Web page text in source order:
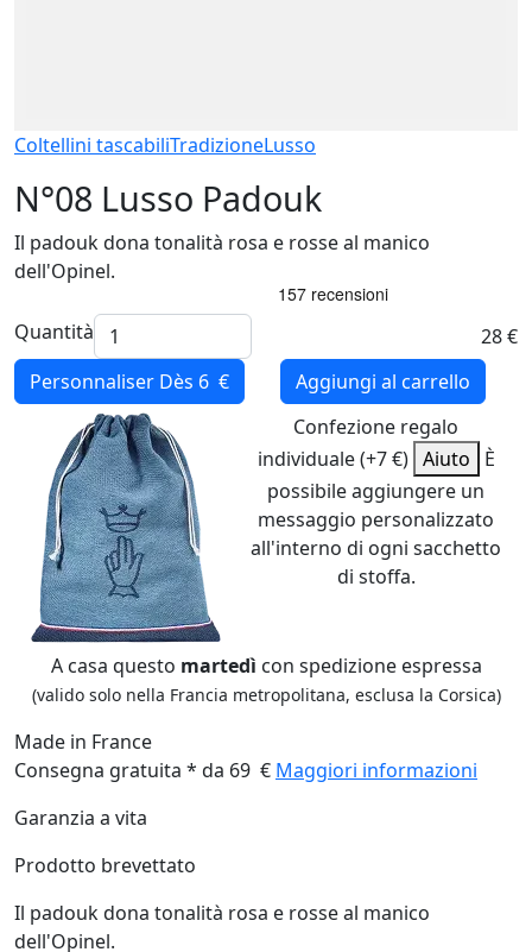
Coltellini tascabiliTradizioneLusso
N°08 Lusso Padouk
Il padouk dona tonalità rosa e rosse al manico
dell'Opinel.
Quantità
28 €
Personnaliser Dès 6 €
Aggiungi al carrello
Confezione regalo
individuale (+7 €) Aiuto
È
possibile aggiungere un
messaggio personalizzato
all'interno di ogni sacchetto
di stoffa.
A casa questo martedì con spedizione espressa
(valido solo nella Francia metropolitana, esclusa la Corsica)
Made in France
Consegna gratuita * da 69 € Maggiori informazioni
Garanzia a vita
Prodotto brevettato
Il padouk dona tonalità rosa e rosse al manico
dell'Opinel.